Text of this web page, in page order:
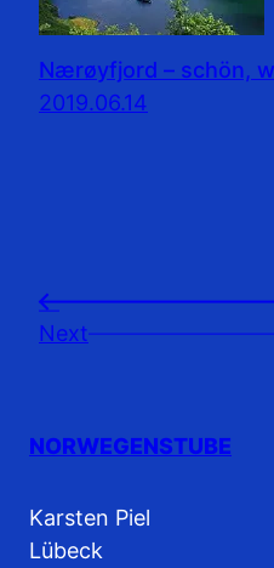
Nærøyfjord – schön,
2019.06.14
←
Next
NORWEGENSTUBE
Karsten Piel
Lübeck